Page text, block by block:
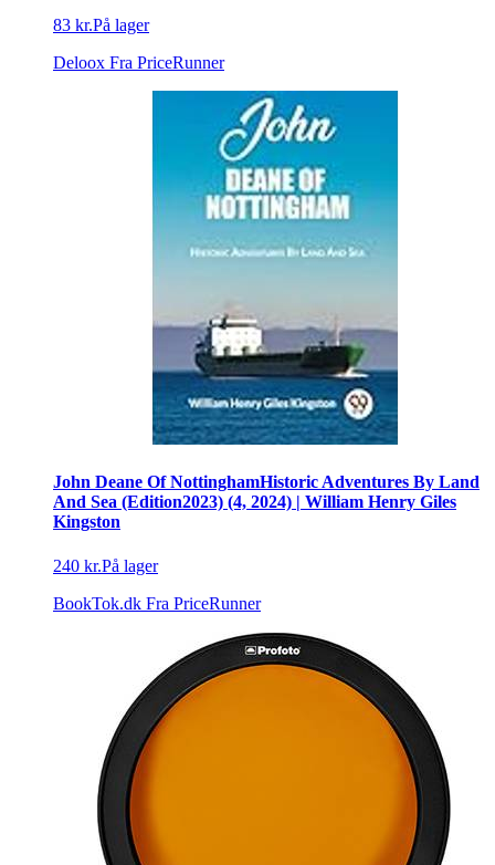
83 kr.På lager
Deloox Fra PriceRunner
John Deane Of NottinghamHistoric Adventures By Land
And Sea (Edition2023) (4, 2024) | William Henry Giles
Kingston
240 kr.På lager
BookTok.dk Fra PriceRunner